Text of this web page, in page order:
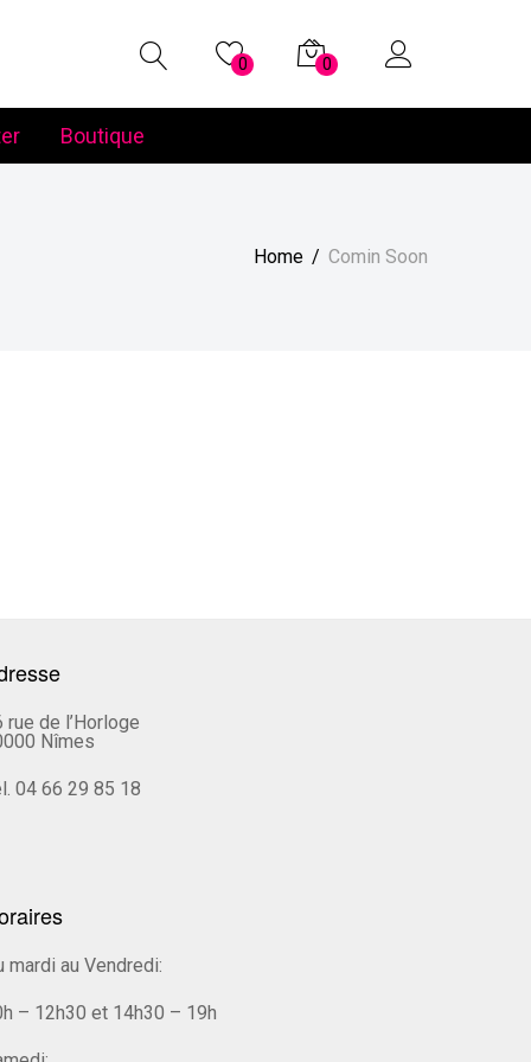
0 0
Boutique
Home Comin Soon
rue de l’Horloge
Nîmes
04 66 29 85 18
mardi au Vendredi:
– 12h30 et 14h30 – 19h